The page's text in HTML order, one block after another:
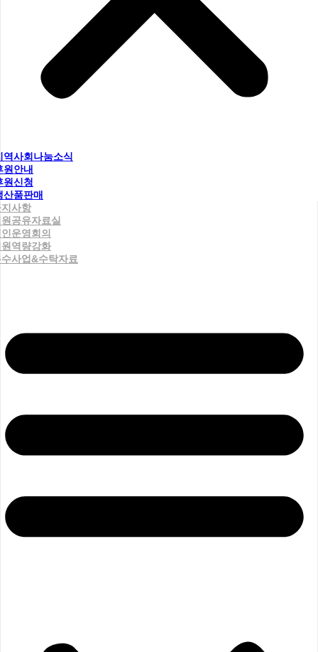
역사회나눔소식
원안내
원신청
산품판매
사항
공유자료실
운영회의
역량강화
사업&수탁자료